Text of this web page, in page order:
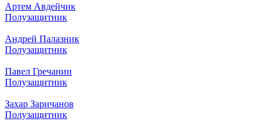
Артем Авдейчик
Полузащитник
Андрей Палазник
Полузащитник
Павел Гречанин
Полузащитник
Захар Заричанов
Полузащитник